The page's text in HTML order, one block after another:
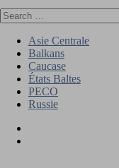
to
for:
Asie Centrale
Balkans
Caucase
États Baltes
PECO
Russie